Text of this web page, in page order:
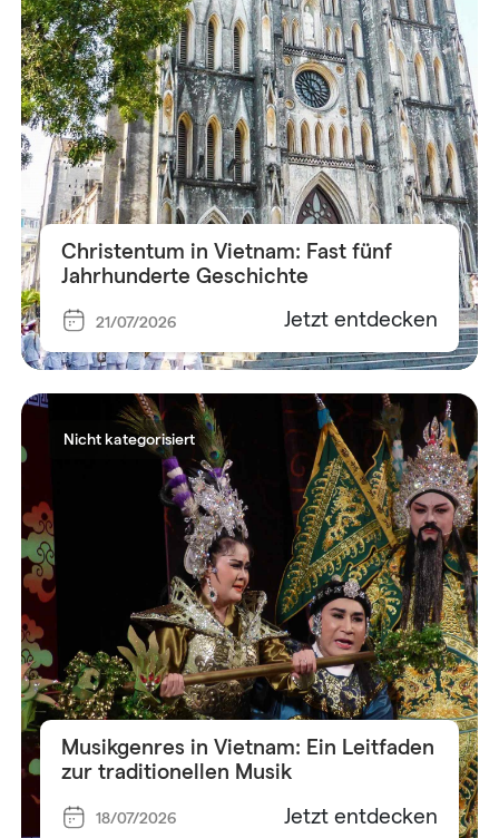
Christentum in Vietnam: Fast fünf
Jahrhunderte Geschichte
21/07/2026 Jetzt entdecken
Nicht kategorisiert
Musikgenres in Vietnam: Ein Leitfaden
zur traditionellen Musik
18/07/2026 Jetzt entdecken